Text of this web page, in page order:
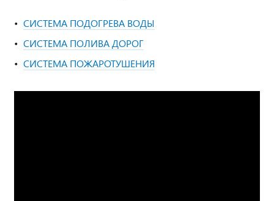
СИСТЕМА ПОДОГРЕВА ВОДЫ
СИСТЕМА ПОЛИВА ДОРОГ
СИСТЕМА ПОЖАРОТУШЕНИЯ